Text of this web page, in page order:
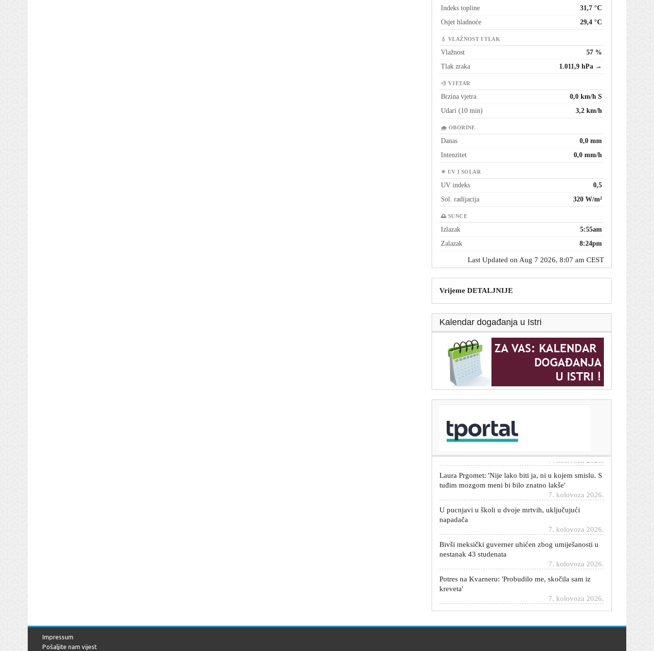
Indeks topline
31,7 °C
Osjet hladnoće
29,4 °C
💧 VLAŽNOST I TLAK
Vlažnost
57 %
Tlak zraka
1.011,9 hPa →
💨 VJETAR
Brzina vjetra
0,0 km/h S
Udari (10 min)
3,2 km/h
🌧 OBORINE
Danas
0,0 mm
Intenzitet
0,0 mm/h
☀ UV I SOLAR
UV indeks
0,5
Sol. radijacija
320 W/m²
🌅 SUNCE
Izlazak
5:55am
Zalazak
8:24pm
Last Updated on Aug 7 2026, 8:07 am CEST
Vrijeme DETALJNIJE
Kalendar događanja u Istri
Evo što je Žalgirisov trener poručio nakon visokog
poraza od Hajduka
Laura Prgomet: 'Nije lako biti ja, ni u kojem smislu. S
tuđim mozgom meni bi bilo znatno lakše'
7. kolovoza 2026.
U pucnjavi u školi u dvoje mrtvih, uključujući
napadača
7. kolovoza 2026.
Bivši meksički guverner uhićen zbog umiješanosti u
nestanak 43 studenata
7. kolovoza 2026.
Potres na Kvarneru: 'Probudilo me, skočila sam iz
kreveta'
Trump potpisao najkontroverzniju naredbu dosad
7. kolovoza 2026.
Meta mora platiti 567 milijuna dolara: Nanosi štetu
Impressum
Pošaljite nam vijest